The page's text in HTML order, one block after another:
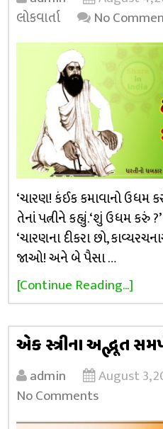
લોકવાર્તા
No
‘ચારણ! કંઈક કમાવાનો ઉધમ
તેનાં પત્નીને કહ્યું. ‘શું ઉધમ કરું
‘ચારણના દીકરા છો,
જાઓ! અને બે પૈસા …
[Continue Reading...]
એક સ્ત્રીના અદ્ભૂત
admin August 3,
No Comments